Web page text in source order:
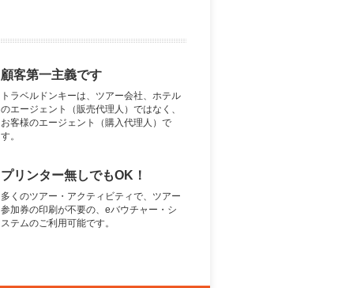
顧客第一主義です
トラベルドンキーは、ツアー会社、ホテル
のエージェント（販売代理人）ではなく、
お客様のエージェント（購入代理人）で
す。
プリンター無しでもOK！
多くのツアー・アクティビティで、ツアー
参加券の印刷が不要の、eバウチャー・シ
ステムのご利用可能です。